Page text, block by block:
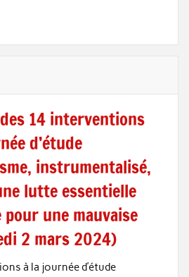
14 interventions
d’étude
instrumentalisé,
lutte essentielle
une mauvaise
2 mars 2024)
à la journée d’étude